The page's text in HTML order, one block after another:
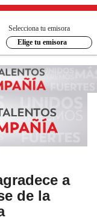
Selecciona tu emisora
Elige tu emisora
a
de la